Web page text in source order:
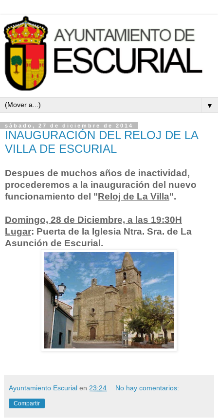
▼
sábado, 27 de diciembre de 2014
INAUGURACIÓN DEL RELOJ DE LA
VILLA DE ESCURIAL
Despues de muchos años de inactividad,
procederemos a la inauguración del nuevo
funcionamiento del "Reloj de La Villa".
Domingo, 28 de Diciembre, a las 19:30H
Lugar: Puerta de la Iglesia Ntra. Sra. de La
Asunción de Escurial.
Ayuntamiento Escurial en 23:24 No hay comentarios:
Compartir